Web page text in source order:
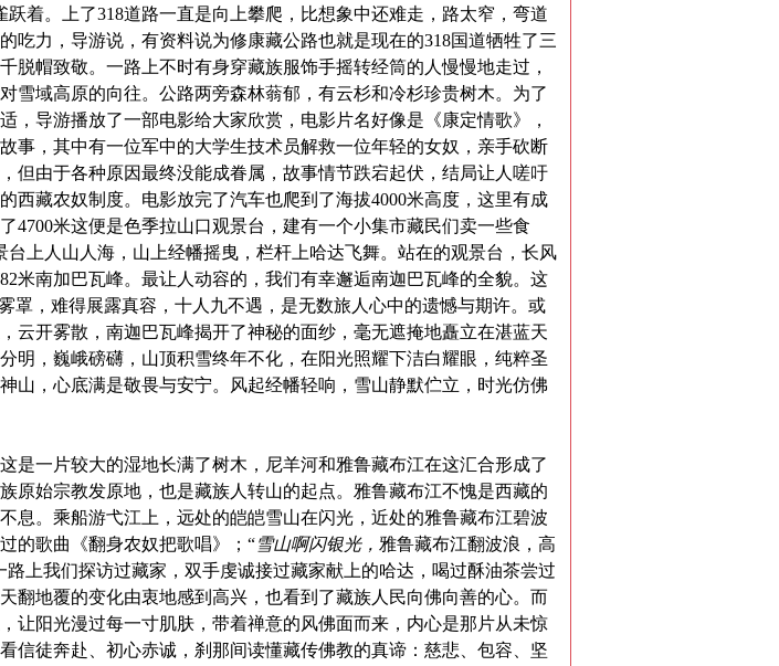
跃着。上了318道路一直是向上攀爬，比想象中还难走，路太窄，弯道
吃力，导游说，有资料说为修康藏公路也就是现在的318国道牺牲了三
脱帽致敬。一路上不时有身穿藏族服饰手摇转经筒的人慢慢地走过，
雪域高原的向往。公路两旁森林蓊郁，有云杉和冷杉珍贵树木。为了
，导游播放了一部电影给大家欣赏，电影片名好像是《康定情歌》，
事，其中有一位军中的大学生技术员解救一位年轻的女奴，亲手砍断
但由于各种原因最终没能成眷属，故事情节跌宕起伏，结局让人嗟吁
西藏农奴制度。电影放完了汽车也爬到了海拔4000米高度，这里有成
4700米这便是色季拉山口观景台，建有一个小集市藏民们卖一些食
台上人山人海，山上经幡摇曳，栏杆上哈达飞舞。站在的观景台，长风
米南加巴瓦峰。最让人动容的，我们有幸邂逅南迦巴瓦峰的全貌。这
罩 ，难得展露真容，十人九不遇，是无数旅人心中的遗憾与期许。或
云开雾散，南迦巴瓦峰揭开了神秘的面纱，毫无遮掩地矗立在湛蓝天
明，巍峨磅礴，山顶积雪终年不化，在阳光照耀下洁白耀眼，纯粹圣
山，心底满是敬畏与安宁。风起经幡轻响，雪山静默伫立，时光仿佛
是一片较大的湿地长满了树木，尼羊河和雅鲁藏布江在这汇合形成了
原始宗教发原地，也是藏族人转山的起点。雅鲁藏布江不愧是西藏的
息。乘船游弋江上，远处的皑皑雪山在闪光，近处的雅鲁藏布江碧波
的歌曲《翻身农奴把歌唱》；“雪山啊闪银光， 雅鲁藏布江翻波浪，高
路上我们探访过藏家，双手虔诚接过藏家献上的哈达，喝过酥油茶尝过
翻地覆的变化由衷地感到高兴，也看到了藏族人民向佛向善的心。而
让阳光漫过每一寸肌肤，带着禅意的风佛面而来，内心是那片从未惊
信徒奔赴、初心赤诚，刹那间读懂藏传佛教的真谛：慈悲、包容、坚